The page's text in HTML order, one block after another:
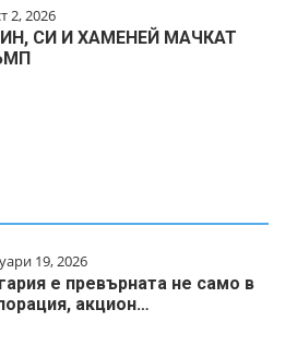
2, 2026
СИ И ХАМЕНЕЙ МАЧКАТ
19, 2026
е превърната не само в
акцион…